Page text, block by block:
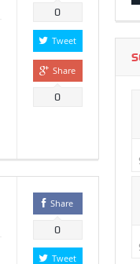
0
Tweet
Share
0
Share
0
Tweet